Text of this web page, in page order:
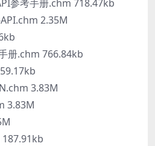
参考手册.chm 718.47kb
2.35M
册.chm 766.84kb
3.83M
3.83M